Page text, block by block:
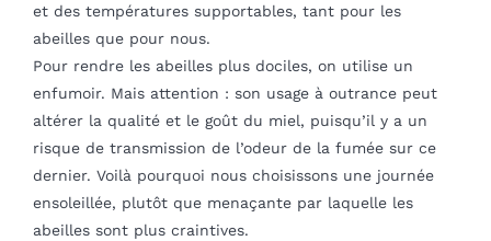
et des températures supportables, tant pour les
abeilles que pour nous.
Pour rendre les abeilles plus dociles, on utilise un
enfumoir. Mais attention : son usage à outrance peut
altérer la qualité et le goût du miel, puisqu’il y a un
risque de transmission de l’odeur de la fumée sur ce
dernier. Voilà pourquoi nous choisissons une journée
ensoleillée, plutôt que menaçante par laquelle les
abeilles sont plus craintives.